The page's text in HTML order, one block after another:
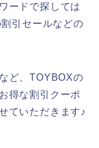
ードで探しては
引セールなどの
ど、TOYBOXの
得な割引クーポ
ていただきます♪